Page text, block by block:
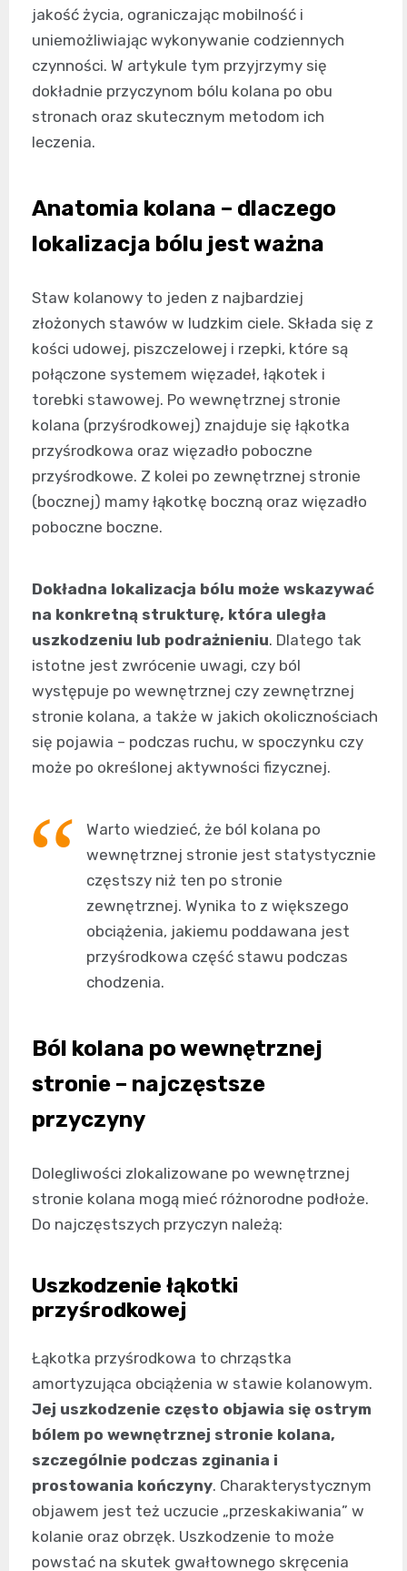
jakość życia, ograniczając mobilność i
uniemożliwiając wykonywanie codziennych
czynności. W artykule tym przyjrzymy się
dokładnie przyczynom bólu kolana po obu
stronach oraz skutecznym metodom ich
leczenia.
Anatomia kolana – dlaczego
lokalizacja bólu jest ważna
Staw kolanowy to jeden z najbardziej
złożonych stawów w ludzkim ciele. Składa się z
kości udowej, piszczelowej i rzepki, które są
połączone systemem więzadeł, łąkotek i
torebki stawowej. Po wewnętrznej stronie
kolana (przyśrodkowej) znajduje się łąkotka
przyśrodkowa oraz więzadło poboczne
przyśrodkowe. Z kolei po zewnętrznej stronie
(bocznej) mamy łąkotkę boczną oraz więzadło
poboczne boczne.
Dokładna lokalizacja bólu może wskazywać
na konkretną strukturę, która uległa
uszkodzeniu lub podrażnieniu. Dlatego tak
istotne jest zwrócenie uwagi, czy ból
występuje po wewnętrznej czy zewnętrznej
stronie kolana, a także w jakich okolicznościach
się pojawia – podczas ruchu, w spoczynku czy
może po określonej aktywności fizycznej.
Warto wiedzieć, że ból kolana po
wewnętrznej stronie jest statystycznie
częstszy niż ten po stronie
zewnętrznej. Wynika to z większego
obciążenia, jakiemu poddawana jest
przyśrodkowa część stawu podczas
chodzenia.
Ból kolana po wewnętrznej
stronie – najczęstsze
przyczyny
Dolegliwości zlokalizowane po wewnętrznej
stronie kolana mogą mieć różnorodne podłoże.
Do najczęstszych przyczyn należą:
Uszkodzenie łąkotki
przyśrodkowej
Łąkotka przyśrodkowa to chrząstka
amortyzująca obciążenia w stawie kolanowym.
Jej uszkodzenie często objawia się ostrym
bólem po wewnętrznej stronie kolana,
szczególnie podczas zginania i
prostowania kończyny. Charakterystycznym
objawem jest też uczucie „przeskakiwania” w
kolanie oraz obrzęk. Uszkodzenie to może
powstać na skutek gwałtownego skręcenia